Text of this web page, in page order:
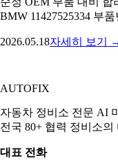
BMW 11427525334 부
2026.05.18자세히 보기
AUTOFIX
자동차 정비소 전문 AI
전국 80+ 협력 정비소
대표 전화